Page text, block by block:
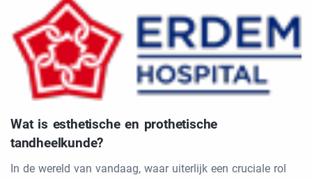
Wat is esthetische en prothetische
tandheelkunde?
In de wereld van vandaag, waar uiterlijk een cruciale rol